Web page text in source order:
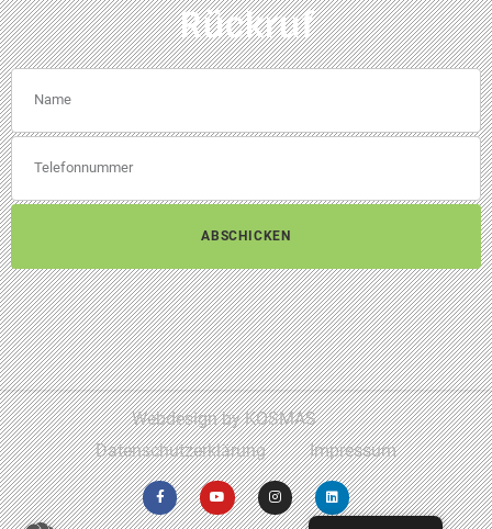
Rückruf
ABSCHICKEN
Webdesign by KOSMAS
Datenschutzerklärung
Impressum